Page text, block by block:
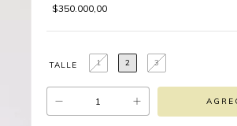
$350.000,00
TALLE 1 2 3